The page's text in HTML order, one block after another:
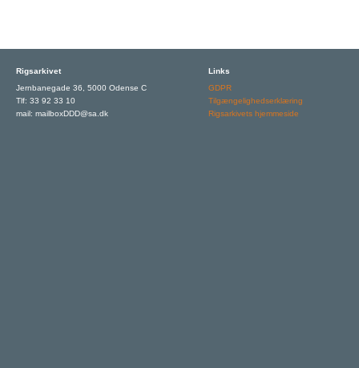
Rigsarkivet
Jernbanegade 36, 5000 Odense C
Tlf: 33 92 33 10
mail: mailboxDDD@sa.dk
Links
GDPR
Tilgængelighedserklæring
Rigsarkivets hjemmeside